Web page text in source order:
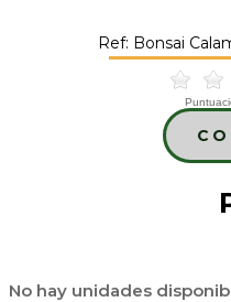
Ref: Bonsai
No hay unidades